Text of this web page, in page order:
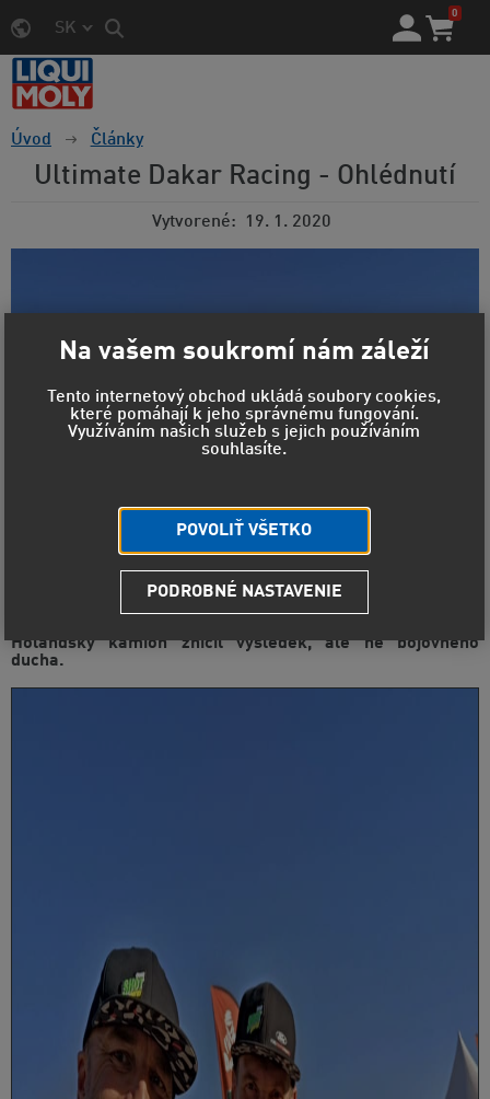
SK
0
Úvod Články
Ultimate Dakar Racing - Ohlédnutí
Vytvorené 19. 1. 2020
Holandský kamion zničil výsledek, ale ne bojovného
ducha.
Na vašem soukromí nám záleží
Tento internetový obchod ukládá soubory cookies,
které pomáhají k jeho správnému fungování.
Využíváním našich služeb s jejich používáním
souhlasíte.
POVOLIŤ VŠETKO
PODROBNÉ NASTAVENIE